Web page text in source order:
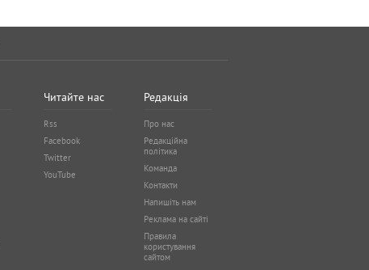
Читайте нас
Rss
Facebook
Twitter
YouTube
Редакція
Про нас
Редакційна
політика
Команда
Контакти
Напишіть нам
Реклама на сайті
Правила
користування
сайтом